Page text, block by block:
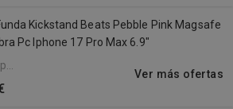
Kickstand Beats Pebble Pink Magsafe
Pc Iphone 17 Pro Max 6.9"
Ver más ofertas